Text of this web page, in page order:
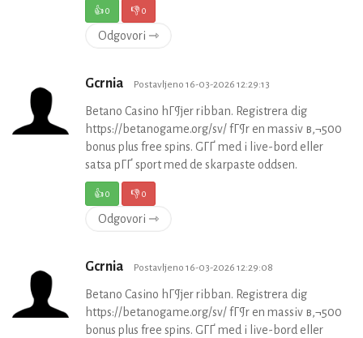
👍0 👎0
Odgovori ⇾
Gcrnia Postavljeno 16-03-2026 12:29:13
Betano Casino hГ¶jer ribban. Registrera dig
https://betanogame.org/sv/ fГ¶r en massiv в‚¬500
bonus plus free spins. GГҐ med i live-bord eller
satsa pГҐ sport med de skarpaste oddsen.
👍0 👎0
Odgovori ⇾
Gcrnia Postavljeno 16-03-2026 12:29:08
Betano Casino hГ¶jer ribban. Registrera dig
https://betanogame.org/sv/ fГ¶r en massiv в‚¬500
bonus plus free spins. GГҐ med i live-bord eller